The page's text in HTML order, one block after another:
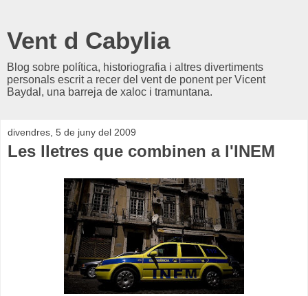
Vent d Cabylia
Blog sobre política, historiografia i altres divertiments
personals escrit a recer del vent de ponent per Vicent
Baydal, una barreja de xaloc i tramuntana.
divendres, 5 de juny del 2009
Les lletres que combinen a l'INEM